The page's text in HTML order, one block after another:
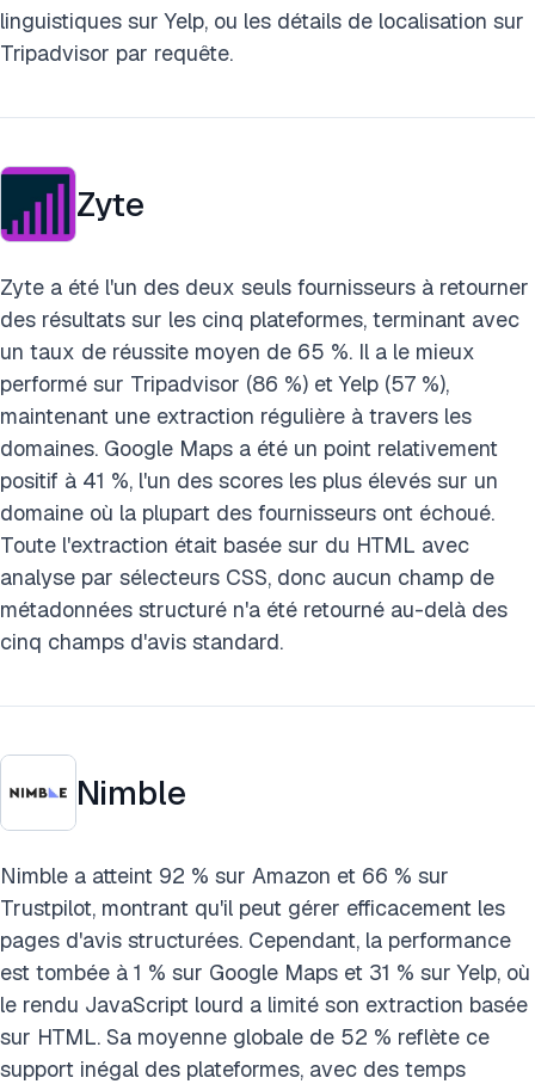
linguistiques sur Yelp, ou les détails de localisation sur
Tripadvisor par requête.
Zyte
Zyte a été l'un des deux seuls fournisseurs à retourner
des résultats sur les cinq plateformes, terminant avec
un taux de réussite moyen de 65 %. Il a le mieux
performé sur Tripadvisor (86 %) et Yelp (57 %),
maintenant une extraction régulière à travers les
domaines. Google Maps a été un point relativement
positif à 41 %, l'un des scores les plus élevés sur un
domaine où la plupart des fournisseurs ont échoué.
Toute l'extraction était basée sur du HTML avec
analyse par sélecteurs CSS, donc aucun champ de
métadonnées structuré n'a été retourné au-delà des
cinq champs d'avis standard.
Nimble
Nimble a atteint 92 % sur Amazon et 66 % sur
Trustpilot, montrant qu'il peut gérer efficacement les
pages d'avis structurées. Cependant, la performance
est tombée à 1 % sur Google Maps et 31 % sur Yelp, où
le rendu JavaScript lourd a limité son extraction basée
sur HTML. Sa moyenne globale de 52 % reflète ce
support inégal des plateformes, avec des temps